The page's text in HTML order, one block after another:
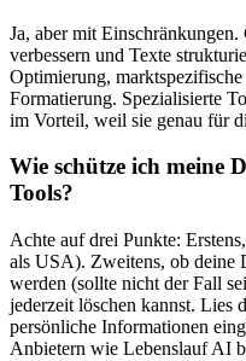
Ja, aber mit
verbessern und Texte
Optimierung,
Formatierung. Spezialisierte
im Vorteil, weil sie genau für
Wie schütze ich meine
Tools?
Achte auf drei Punkte:
als USA). Zweitens, ob deine
werden (sollte nicht der Fall
jederzeit löschen kannst. Lies
persönliche Informationen
Anbietern wie Lebenslauf AI